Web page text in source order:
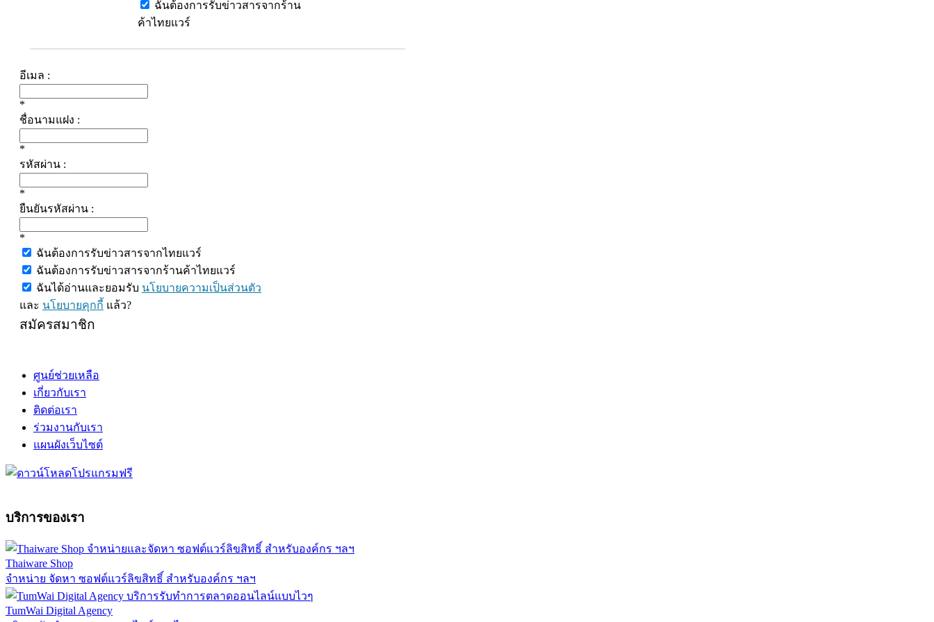
ฉันต้องการรับข่าวสารจากร้าน
ค้าไทยแวร์
อีเมล :
*
ชื่อนามแฝง :
*
รหัสผ่าน :
*
ยืนยันรหัสผ่าน :
*
ฉันต้องการรับข่าวสารจากไทยแวร์
ฉันต้องการรับข่าวสารจากร้านค้าไทยแวร์
ฉันได้อ่านและยอมรับ นโยบายความเป็นส่วนตัว
และ นโยบายคุกกี้ แล้ว?
สมัครสมาชิก
ศูนย์ช่วยเหลือ
เกี่ยวกับเรา
ติดต่อเรา
ร่วมงานกับเรา
แผนผังเว็บไซต์
บริการของเรา
Thaiware Shop
จำหน่าย จัดหา ซอฟต์แวร์ลิขสิทธิ์ สำหรับองค์กร ฯลฯ
TumWai Digital Agency